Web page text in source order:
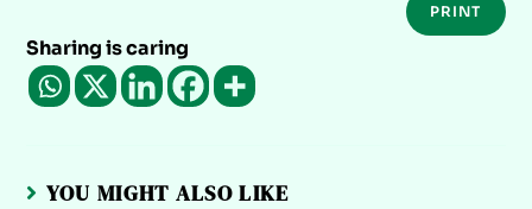
PRINT
Sharing is caring
YOU MIGHT ALSO LIKE